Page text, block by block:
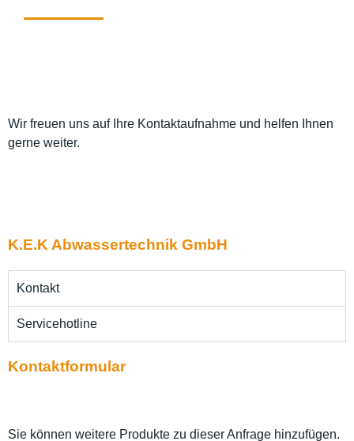
Wir freuen uns auf Ihre Kontaktaufnahme und helfen Ihnen
gerne weiter.
K.E.K Abwassertechnik GmbH
Kontakt
Servicehotline
Kontaktformular
Sie können weitere Produkte zu dieser Anfrage hinzufügen.